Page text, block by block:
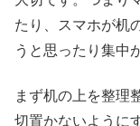
たり、スマホが机
うと思ったり集中
まず机の上を整理
切置かないように